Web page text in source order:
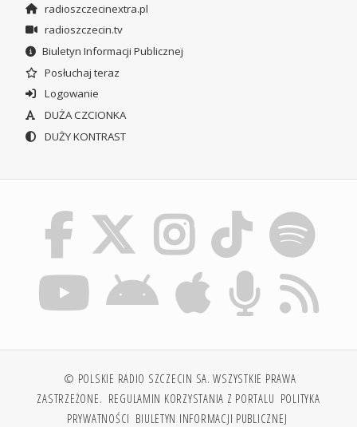
radioszczecinextra.pl
radioszczecin.tv
Biuletyn Informacji Publicznej
Posłuchaj teraz
Logowanie
DUŻA CZCIONKA
DUŻY KONTRAST
© POLSKIE RADIO SZCZECIN SA. WSZYSTKIE PRAWA
ZASTRZEŻONE. REGULAMIN KORZYSTANIA Z PORTALU POLITYKA
PRYWATNOŚCI BIULETYN INFORMACJI PUBLICZNEJ